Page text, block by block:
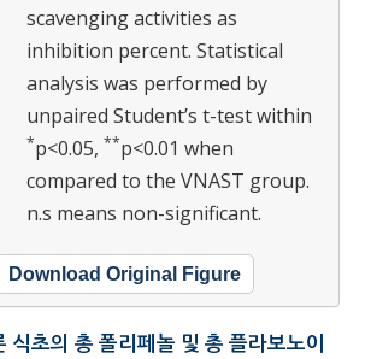
scavenging activities as
inhibition percent. Statistical
analysis was performed by
unpaired Student’s t-test within
*p<0.05, **p<0.01 when
compared to the VNAST group.
n.s means non-significant.
Download Original Figure
식초의 총 폴리페놀 및 총 플라보노이